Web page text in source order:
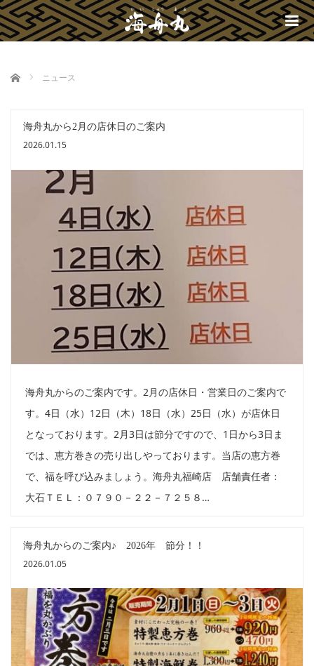
ホーム ニュース
海舟丸から2月の店休日のご案内
2026.01.15
海舟丸からのご案内です。2月の店休日・営業日のご案内で
す。4日（水）12日（木）18日（水）25日（水）が店休日
となっております。2月3日は節分ですので、1日から3日ま
では、恵方巻きの売り出しやっております。当店の恵方巻
で、福を呼び込みましょう。海舟丸福崎店 店舗責任者：
大石ＴＥＬ：０７９０－２２－７２５８…
海舟丸からのご案内♪ 2026年 節分！！
2026.01.05